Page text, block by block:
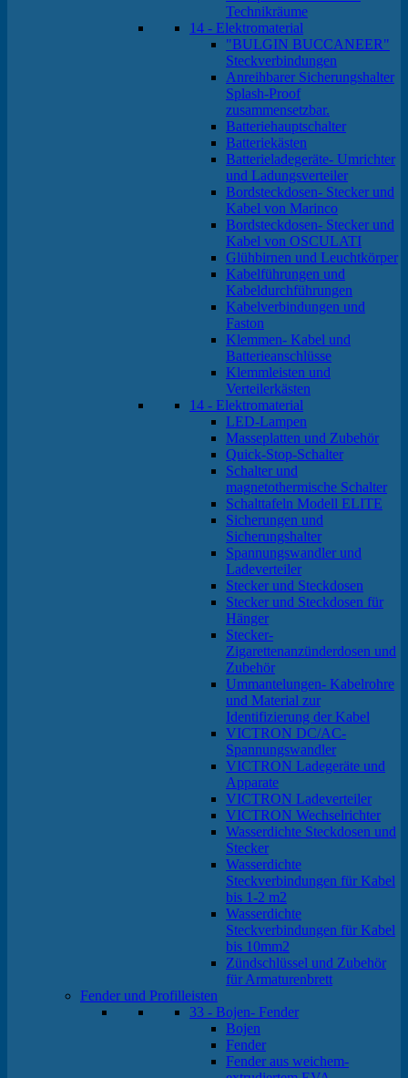
Technikräume
14 - Elektromaterial
"BULGIN BUCCANEER"
Steckverbindungen
Anreihbarer Sicherungshalter
Splash-Proof
zusammensetzbar.
Batteriehauptschalter
Batteriekästen
Batterieladegeräte- Umrichter
und Ladungsverteiler
Bordsteckdosen- Stecker und
Kabel von Marinco
Bordsteckdosen- Stecker und
Kabel von OSCULATI
Glühbirnen und Leuchtkörper
Kabelführungen und
Kabeldurchführungen
Kabelverbindungen und
Faston
Klemmen- Kabel und
Batterieanschlüsse
Klemmleisten und
Verteilerkästen
14 - Elektromaterial
LED-Lampen
Masseplatten und Zubehör
Quick-Stop-Schalter
Schalter und
magnetothermische Schalter
Schalttafeln Modell ELITE
Sicherungen und
Sicherungshalter
Spannungswandler und
Ladeverteiler
Stecker und Steckdosen
Stecker und Steckdosen für
Hänger
Stecker-
Zigarettenanzünderdosen und
Zubehör
Ummantelungen- Kabelrohre
und Material zur
Identifizierung der Kabel
VICTRON DC/AC-
Spannungswandler
VICTRON Ladegeräte und
Apparate
VICTRON Ladeverteiler
VICTRON Wechselrichter
Wasserdichte Steckdosen und
Stecker
Wasserdichte
Steckverbindungen für Kabel
bis 1-2 m2
Wasserdichte
Steckverbindungen für Kabel
bis 10mm2
Zündschlüssel und Zubehör
für Armaturenbrett
Fender und Profilleisten
33 - Bojen- Fender
Bojen
Fender
Fender aus weichem-